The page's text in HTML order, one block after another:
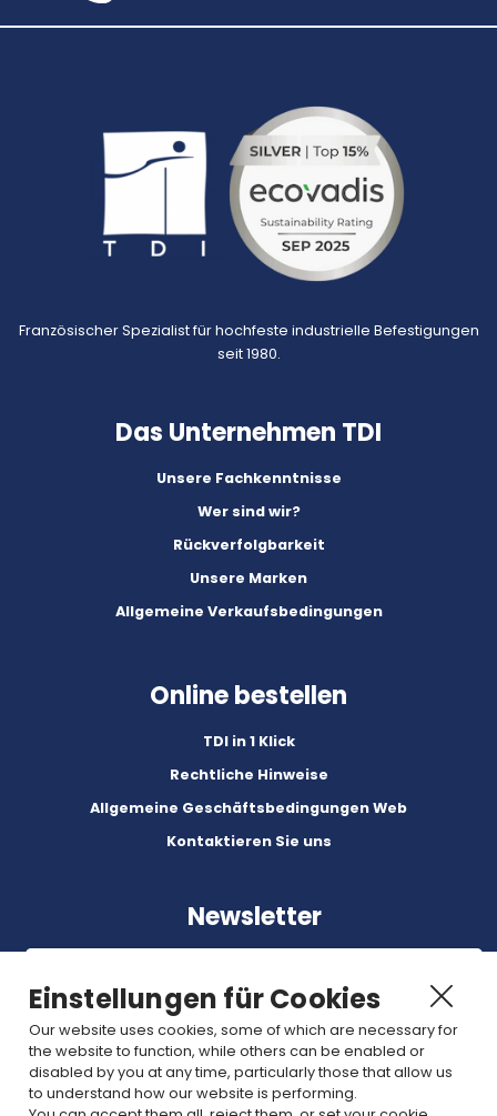
Französischer Spezialist für hochfeste industrielle Befestigungen
seit 1980.
Das Unternehmen TDI
Unsere Fachkenntnisse
Wer sind wir?
Rückverfolgbarkeit
Unsere Marken
Allgemeine Verkaufsbedingungen
Online bestellen
TDI in 1 Klick
Rechtliche Hinweise
Allgemeine Geschäftsbedingungen Web
Kontaktieren Sie uns
Newsletter
Abonnez-vous à nos dernières nouvelles et articles.
Einstellungen für Cookies
Our website uses cookies, some of which are necessary for
the website to function, while others can be enabled or
disabled by you at any time, particularly those that allow us
to understand how our website is performing.